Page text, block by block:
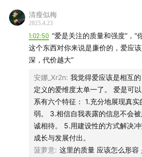
清瘦似梅
2025.4.23
1:02:50 “爱是关注的质量和强度”，“
这个东西对你来说是廉价的，爱应
深，代价越大”
安娜_Xr2n: 我觉得爱应该是相互
定义的爱维度太单一了。 爱是可
系有六个特征： 1.充分地展现真
弱。 3.相信自我表露的信息不会
诚相待。 5.用建设性的方式解决
成长与发展付出。
菠萝意: 这里的质量 应该怎么形容